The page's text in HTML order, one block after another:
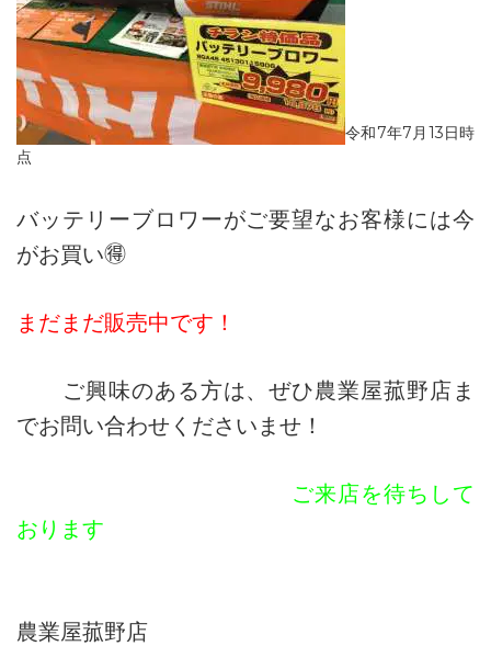
令和7年7月13日時
点
バッテリーブロワーがご要望なお客様には今
がお買い🉐
まだまだ販売中です！
ご興味のある方は、ぜひ農業屋菰野店ま
でお問い合わせくださいませ！
ご来店を待ちして
おります
農業屋菰野店